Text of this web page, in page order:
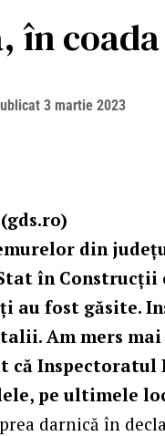
în
3 martie 2023
din
în Construcţii
au fost găsite.
Am mers
că
pe ultimele
darnică în